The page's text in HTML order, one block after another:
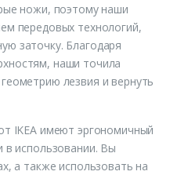
ножи, поэтому наши
передовых технологий,
заточку. Благодаря
наши точила
лезвия и вернуть
IKEA имеют эргономичный
в использовании. Вы
а также использовать на